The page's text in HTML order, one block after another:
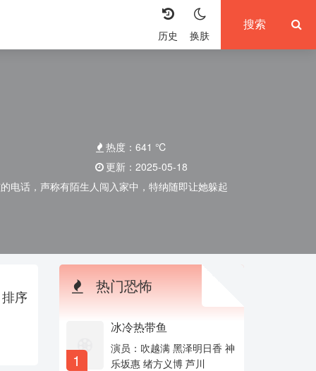
换肤
历史
热度：641 ℃
更新：2025-05-18
电话，声称有陌生人闯入家中，特纳随即让她躲起
排序
热门恐怖
1
冰冷热带鱼
演员：吹越满 黑泽明日香 神
乐坂惠 绪方义博 芦川